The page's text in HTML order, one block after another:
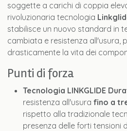
soggette a carichi di coppia
rivoluzionaria tecnologia
stabilisce un nuovo standard in
cambiata e resistenza all'usura,
drasticamente la vita dei
Punti di forza
Tecnologia LINKGLIDE
resistenza all'usura fino a
rispetto alla tradizionale
presenza delle forti tensioni